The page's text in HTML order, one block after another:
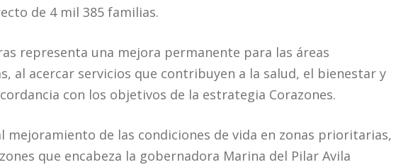
de 4 mil 385 familias.
representa una mejora permanente para las áreas
al acercar servicios que contribuyen a la salud, el bienestar y
con los objetivos de la estrategia Corazones.
mejoramiento de las condiciones de vida en zonas prioritarias,
que encabeza la gobernadora Marina del Pilar Avila